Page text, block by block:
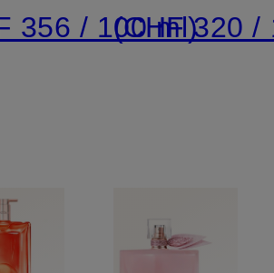
356 / 100 ml)
(CHF 320 /